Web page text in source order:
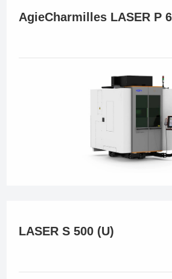
AgieCharmilles LASER P
LASER S 500 (U)